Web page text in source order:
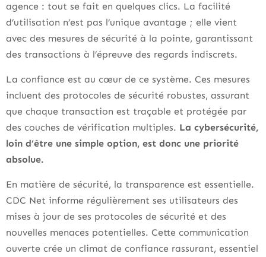
agence : tout se fait en quelques clics. La facilité
d’utilisation n’est pas l’unique avantage ; elle vient
avec des mesures de sécurité à la pointe, garantissant
des transactions à l’épreuve des regards indiscrets.
La confiance est au cœur de ce système. Ces mesures
incluent des protocoles de sécurité robustes, assurant
que chaque transaction est traçable et protégée par
des couches de vérification multiples. La cybersécurité,
loin d’être une simple option, est donc une priorité
absolue.
En matière de sécurité, la transparence est essentielle.
CDC Net informe régulièrement ses utilisateurs des
mises à jour de ses protocoles de sécurité et des
nouvelles menaces potentielles. Cette communication
ouverte crée un climat de confiance rassurant, essentiel